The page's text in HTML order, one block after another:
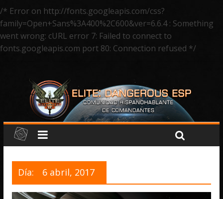
/* Error on http://fonts.googleapis.com/css?
family=Open+Sans%3A400%2C600&ver=6.6.4 : Something
went wrong: cURL error 7: Failed to connect to
fonts.googleapis.com port 80: Connection refused */
Día: 6 abril, 2017